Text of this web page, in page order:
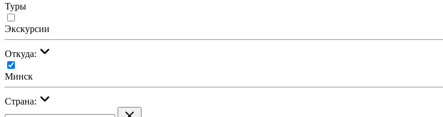
Туры
Экскурсии
Откуда:
Минск
Страна: